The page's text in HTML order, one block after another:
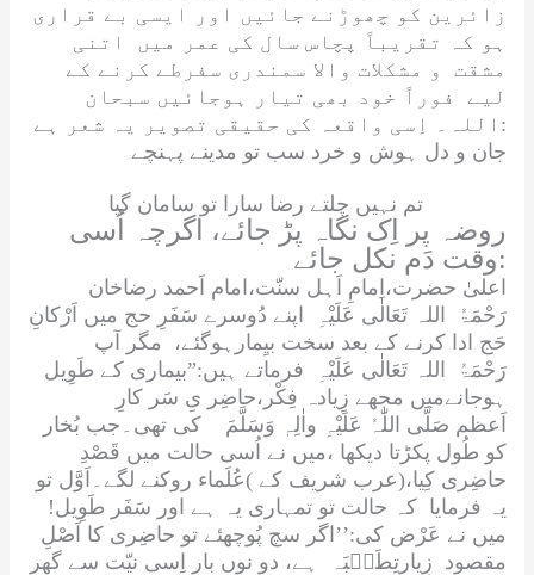
زائرین کو چھوڑنے جائیں اور ایسی بے قراری
ہو کہ تقریباً پچاس سال کی عمر میں اتنی
مشقت و مشکلات والا سمندری سفرطے کرنے کے
لیے فوراً خود بھی تیار ہوجائیں سبحان
اللہ ۔ اِسی واقعہ کی حقیقی تصویر یہ شعر ہے:
جان و دل ہوش و خرد سب تو مدینے پہنچے
تم نہیں چلتے رضا سارا تو سامان گیا
روضہ پر اِک نگاہ پڑ جائے، اگرچہ اُسی
وقت دَم نکل جائے:
اعلیٰ حضرت،اِمامِ اَہل سنّت،امام اَحمد رضاخان
رَحْمَۃُ اللہ تَعَالٰی عَلَیْہِ
اپنے دُوسرے سَفَرِ حج میں اَرْکانِ
حَج ادا کرنے کے بعد سخت بیِمارہوگئے، مگر آپ
رَحْمَۃُ اللہ تَعَالٰی عَلَیْہِ
فرماتے ہیں:”بیماری کے طَوِیل
ہوجانےمیں مجھے زِیادہ فِکْر،حاضِر یِ سَر کارِ
اَعظم صَلَّی اللّٰہُ عَلَیْہِ واٰلِہٖ وَسَلَّمَکی تھی۔جب بُخار
کو طُول پکڑتا دیکھا ،میں نے اُسی حالت میں قَصْدِ
حاضِری کِیا،(عرب شریف کے )عُلَماء روکنے لگے۔اَوَّل تو
یہ فرمایا کہ حالت تو تمہاری یہ ہے اور سَفَر طَوِیل!
میں نے عَرْض کی:’’اگر سچ پُوچھئے تو حاضِری کا اَصْلِ
مقصود زِیارتِطَیۡبَہ
ہے، دو نوں بار اِسی نیّت سے گھر